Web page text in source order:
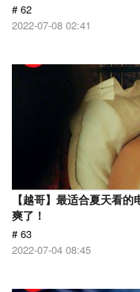
# 62
2022-07-08 02:41
【越哥】最适合夏天看
爽了！
# 63
2022-07-04 08:45